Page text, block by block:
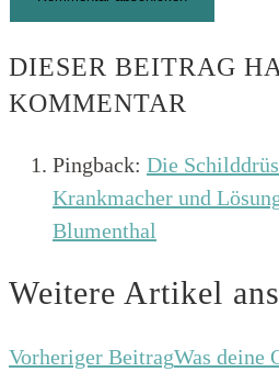
DIESER BEITRAG
KOMMENTAR
Pingback: Die
Krankmacher und
Blumenthal
Weitere Artikel
Vorheriger BeitragWas deine